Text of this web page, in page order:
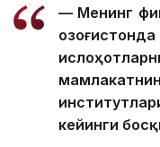
— Менинг
кейинги